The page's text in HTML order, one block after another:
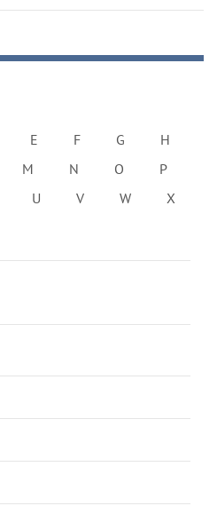
E F G
H
M N O
P
U V W
X